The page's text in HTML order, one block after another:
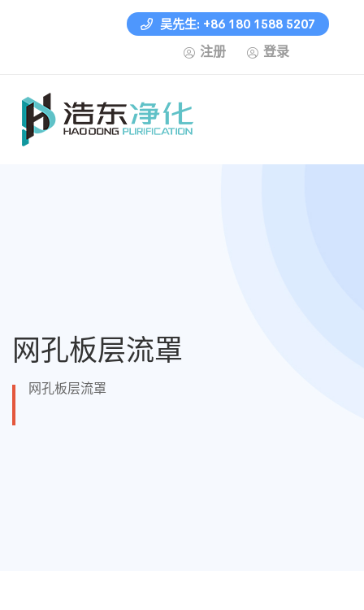
吴先生: +86 180 1588 5207
注册 登录
网孔板层流罩
网孔板层流罩